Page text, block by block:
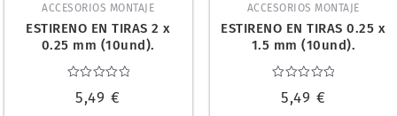
ACCESORIOS MONTAJE
ESTIRENO EN TIRAS 2 x
0.25 mm (10und).
EVERGREEN 104
con
5,49€
ACCESORIOS MONTAJE
ESTIRENO EN TIRAS 0.25 x
1.5 mm (10und).
EVERGREEN 103
con
5,49 €